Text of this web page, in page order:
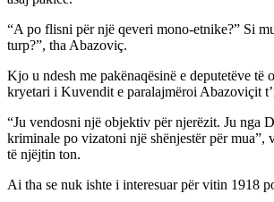
“A po flisni për një qeveri mono-etnike?” Si
turp?”, tha Abazoviç.
Kjo u ndesh me pakënaqësinë e deputetëve të
kryetari i Kuvendit e paralajmëroi Abazoviçit
“Ju vendosni një objektiv për njerëzit. Ju nga
kriminale po vizatoni një shënjestër për mua”,
të njëjtin ton.
Ai tha se nuk ishte i interesuar për vitin 1918